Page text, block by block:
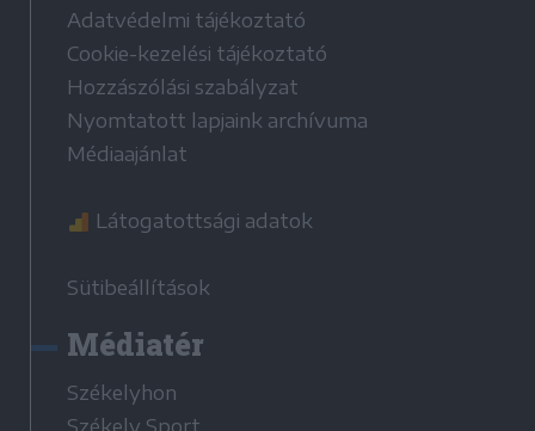
Adatvédelmi tájékoztató
Cookie-kezelési tájékoztató
Hozzászólási szabályzat
Nyomtatott lapjaink archívuma
Médiaajánlat
Látogatottsági adatok
Sütibeállítások
Médiatér
Székelyhon
Székely Sport